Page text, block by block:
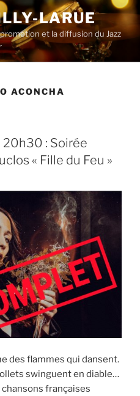
LARUE
et la diffusion du Jazz
ACONCHA
20h30 : Soirée
« Fille du Feu »
des flammes qui dansent.
swinguent en diable…
françaises